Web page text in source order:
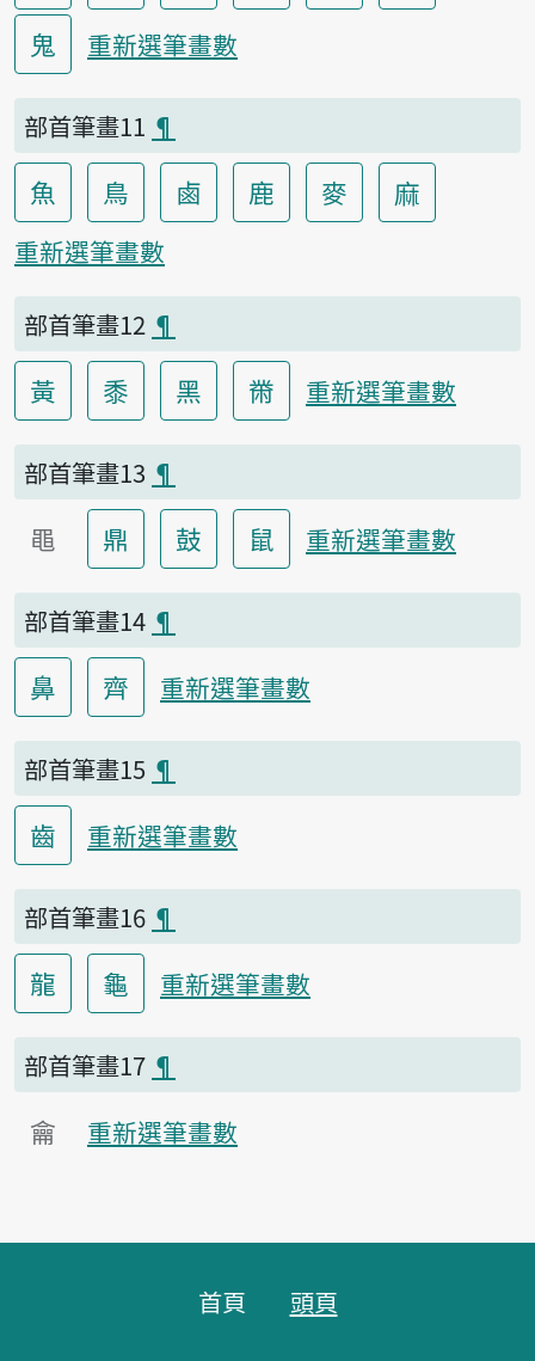
鬼
重新選筆畫數
部首筆畫11 ¶
魚 鳥 鹵 鹿 麥 麻
重新選筆畫數
部首筆畫12 ¶
黃 黍 黑 黹 重新選筆畫數
部首筆畫13 ¶
黽 鼎 鼓 鼠 重新選筆畫數
部首筆畫14 ¶
鼻 齊 重新選筆畫數
部首筆畫15 ¶
齒 重新選筆畫數
部首筆畫16 ¶
龍 龜 重新選筆畫數
部首筆畫17 ¶
龠 重新選筆畫數
首頁 頭頁